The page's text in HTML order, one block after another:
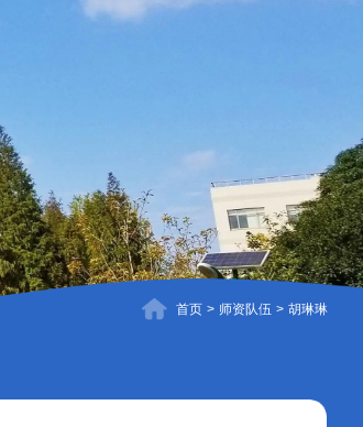
首页 > 师资队伍 > 胡琳琳